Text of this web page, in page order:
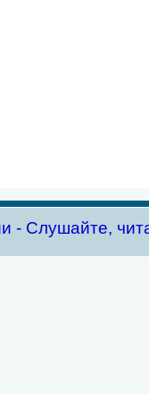
- Слушайте,